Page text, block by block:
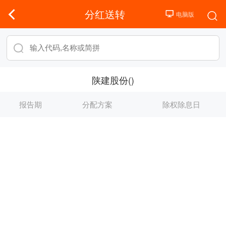
分红送转
陕建股份()
报告期 分配方案 除权除息日